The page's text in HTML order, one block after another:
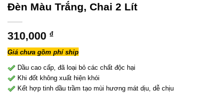
Đèn Màu Trắng, Chai 2 Lít
310,000 ₫
Giá chưa gồm phí ship
Dầu cao cấp, đã loại bỏ các chất độc hại
Khi đốt không xuất hiện khói
Kết hợp tinh dầu trầm tạo mùi hương mát dịu, dễ chịu